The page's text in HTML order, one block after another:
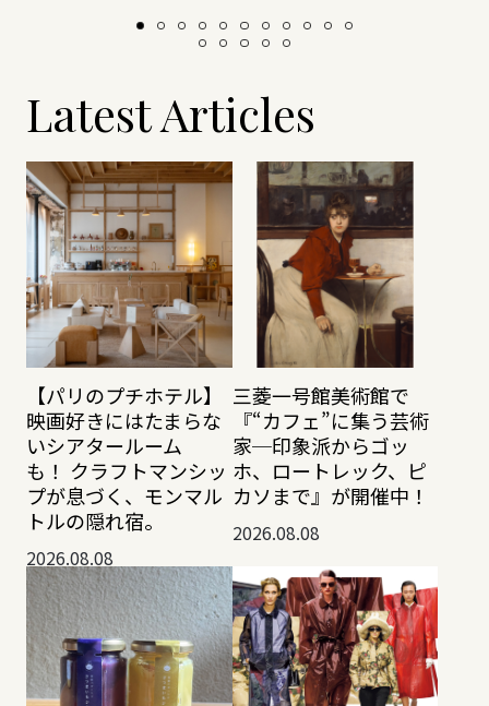
Latest Articles
【パリのプチホテル】
映画好きにはたまらな
いシアタールーム
も！ クラフトマンシッ
プが息づく、モンマル
トルの隠れ宿。
2026.08.08
三菱一号館美術館で
『“カフェ”に集う芸術
家─印象派からゴッ
ホ、ロートレック、ピ
カソまで』が開催中！
2026.08.08